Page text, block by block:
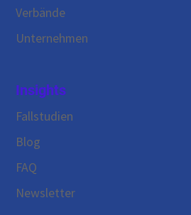
Insights
Fallstudien
Blog
FAQ
Newsletter
Verbände
Unternehmen